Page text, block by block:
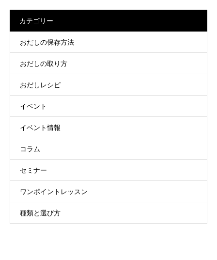
カテゴリー
おだしの保存方法
おだしの取り方
おだしレシピ
イベント
イベント情報
コラム
セミナー
ワンポイントレッスン
種類と選び方